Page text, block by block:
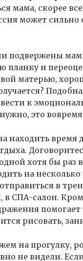
мама, скорее
может
подвержены
планку и
матерью,
к
это вовремя
находить время
хотя бы
на
в
СПА-салон.
рисовать,
на прогулку,
не видели.